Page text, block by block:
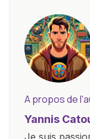
A propos de
Yannis
Je suis